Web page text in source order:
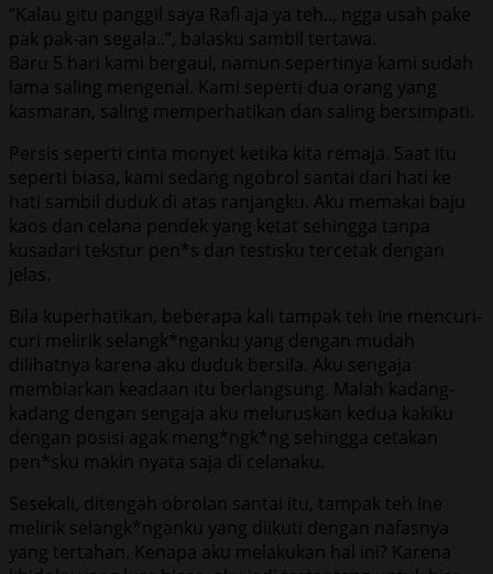
“Kalau gitu panggil saya Rafi aja ya teh.., ngga usah pake
pak pak-an segala..”, balasku sambil tertawa.
Baru 5 hari kami bergaul, namun sepertinya kami sudah
lama saling mengenal. Kami seperti dua orang yang
kasmaran, saling memperhatikan dan saling bersimpati.
Persis seperti cinta monyet ketika kita remaja. Saat itu
seperti biasa, kami sedang ngobrol santai dari hati ke
hati sambil duduk di atas ranjangku. Aku memakai baju
kaos dan celana pendek yang ketat sehingga tanpa
kusadari tekstur pen*s dan testisku tercetak dengan
jelas.
Bila kuperhatikan, beberapa kali tampak teh Ine mencuri-
curi melirik selangk*nganku yang dengan mudah
dilihatnya karena aku duduk bersila. Aku sengaja
membiarkan keadaan itu berlangsung. Malah kadang-
kadang dengan sengaja aku meluruskan kedua kakiku
dengan posisi agak meng*ngk*ng sehingga cetakan
pen*sku makin nyata saja di celanaku.
Sesekali, ditengah obrolan santai itu, tampak teh Ine
melirik selangk*nganku yang diikuti dengan nafasnya
yang tertahan. Kenapa aku melakukan hal ini? Karena